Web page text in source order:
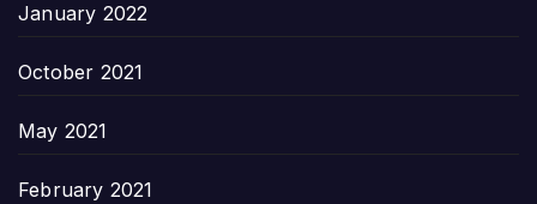
January 2022
October 2021
May 2021
February 2021